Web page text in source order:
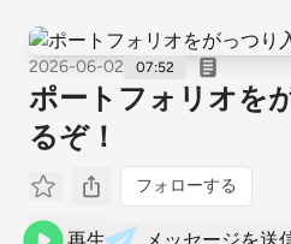
2026-06-02 07:52
ポートフォリオを
るぞ！
フォローする